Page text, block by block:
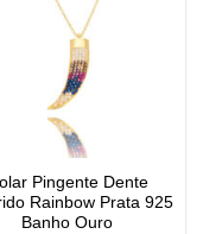
Pingente Dente
Rainbow Prata 925
Banho Ouro